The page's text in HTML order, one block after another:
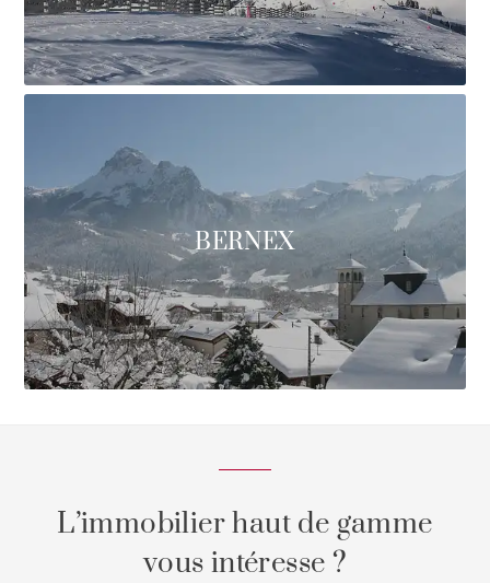
BERNEX
L’immobilier haut de gamme
vous intéresse ?